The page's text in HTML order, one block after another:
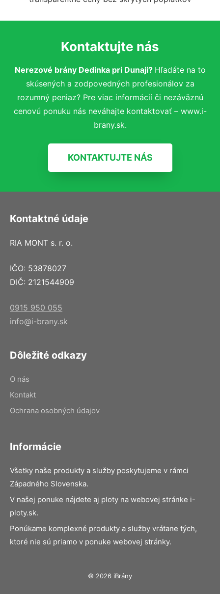
Kontaktujte nás
Nerezové brány Dedinka pri Dunaji? Hľadáte na to
skúsených a zodpovedných profesionálov za
rozumný peniaz? Pre viac informácií či nezáväznú
cenovú ponuku nás neváhajte kontaktovať – www.i-
brany.sk.
KONTAKTUJTE NÁS
Kontaktné údaje
RIA MONT s. r. o.
IČO: 53878027
DIČ: 2121544909
0915 950 055
info@i-brany.sk
Dôležité odkazy
O nás
Kontakt
Ochrana osobných údajov
Informácie
Všetky naše produkty a služby poskytujeme v rámci
Západného Slovenska.
V našej ponuke nájdete aj ploty na webovej stránke i-
ploty.sk.
Ponúkame komplexné produkty a služby vrátane tých,
ktoré nie sú priamo v ponuke webovej stránky.
© 2026 iBrány